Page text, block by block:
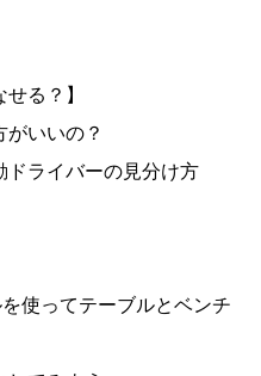
る？】
がいいの？
ドライバーの見分け方
使ってテーブルとベンチ